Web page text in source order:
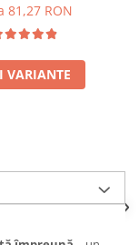
81,27 RON
VARIANTE